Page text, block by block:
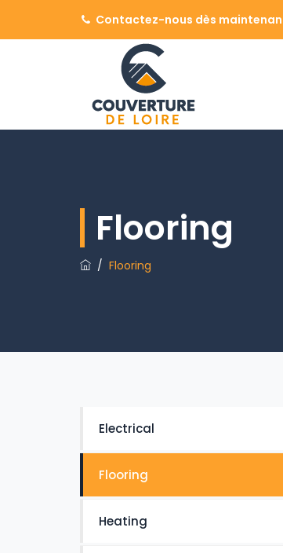
Contactez-nous dès
Flooring
/ Flooring
Electrical
Flooring
Heating